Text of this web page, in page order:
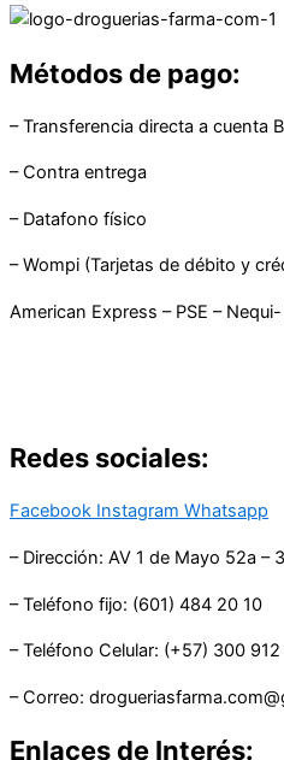
Métodos de pago:
– Transferencia directa a cuenta
– Contra entrega
– Datafono físico
– Wompi (Tarjetas de débito y
American Express – PSE –
Redes sociales:
Facebook Instagram Whatsapp
– Dirección: AV 1 de Mayo 52a –
– Teléfono fijo: (601) 484 20 10
– Teléfono Celular: (+57) 300
– Correo:
Enlaces de Interés: